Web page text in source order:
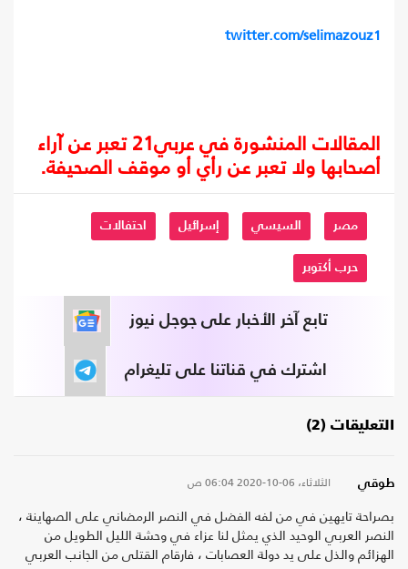
twitter.com/selimazouz1
المقالات المنشورة في عربي21 تعبر عن آراء
أصحابها ولا تعبر عن رأي أو موقف الصحيفة.
مصر السيسي إسرائيل احتفالات
حرب أكتوبر
تابع آخر الأخبار على جوجل نيوز
اشترك في قناتنا على تليغرام
التعليقات (2)
طوقي الثلاثاء، 06-10-2020 06:04 ص
بصراحة تايهين في من لفه الفضل في النصر الرمضاني على الصهاينة ،
النصر العربي الوحيد الذي يمثل لنا عزاء في وحشة الليل الطويل من
الهزائم والذل على يد دولة العصابات ، فارقام القتلى من الجانب العربي